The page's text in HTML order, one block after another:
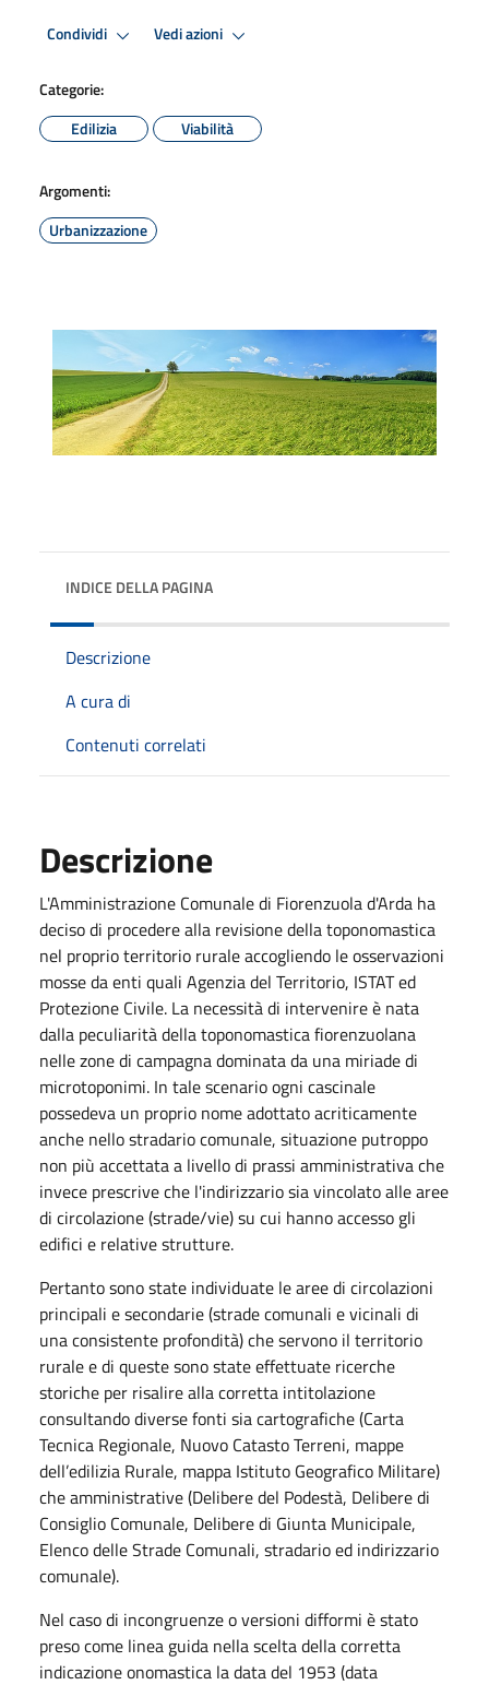
Condividi Vedi azioni
Categorie:
Edilizia
Viabilità
Argomenti:
Urbanizzazione
INDICE DELLA PAGINA
Descrizione
A cura di
Contenuti correlati
Descrizione
L'Amministrazione Comunale di Fiorenzuola d'Arda ha
deciso di procedere alla revisione della toponomastica
nel proprio territorio rurale accogliendo le osservazioni
mosse da enti quali Agenzia del Territorio, ISTAT ed
Protezione Civile. La necessità di intervenire è nata
dalla peculiarità della toponomastica fiorenzuolana
nelle zone di campagna dominata da una miriade di
microtoponimi. In tale scenario ogni cascinale
possedeva un proprio nome adottato acriticamente
anche nello stradario comunale, situazione putroppo
non più accettata a livello di prassi amministrativa che
invece prescrive che l'indirizzario sia vincolato alle aree
di circolazione (strade/vie) su cui hanno accesso gli
edifici e relative strutture.
Pertanto sono state individuate le aree di circolazioni
principali e secondarie (strade comunali e vicinali di
una consistente profondità) che servono il territorio
rurale e di queste sono state effettuate ricerche
storiche per risalire alla corretta intitolazione
consultando diverse fonti sia cartografiche (Carta
Tecnica Regionale, Nuovo Catasto Terreni, mappe
dell’edilizia Rurale, mappa Istituto Geografico Militare)
che amministrative (Delibere del Podestà, Delibere di
Consiglio Comunale, Delibere di Giunta Municipale,
Elenco delle Strade Comunali, stradario ed indirizzario
comunale).
Nel caso di incongruenze o versioni difformi è stato
preso come linea guida nella scelta della corretta
indicazione onomastica la data del 1953 (data